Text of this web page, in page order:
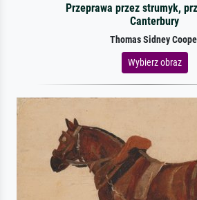
Przeprawa przez strumyk,
Canterbury
Thomas Sidney
Wybierz obraz